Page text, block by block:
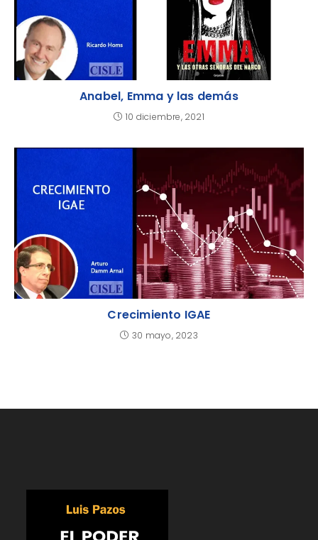
Anabel, Emma y las demás
10 diciembre, 2021
Crecimiento IGAE
30 mayo, 2023